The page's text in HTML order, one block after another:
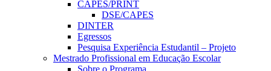
CAPES/PRINT
DSE/CAPES
DINTER
Egressos
Pesquisa Experiência Estudantil – Projeto
Mestrado Profissional em Educação Escolar
Sobre o Programa